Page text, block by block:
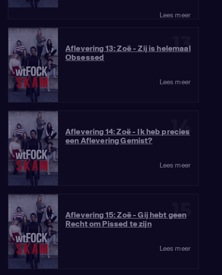
Lees meer
13
Aflevering 13: Zoë - Zij is helemaal
Obsessed
Lees meer
14
Aflevering 14: Zoë - Ik heb precies
een Aflevering Gemist?
Lees meer
15
Aflevering 15: Zoë - Gij hebt geen
Recht om Pissed te zijn
Lees meer